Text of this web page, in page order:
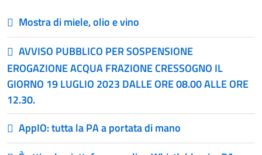
Mostra di miele, olio e vino
AVVISO PUBBLICO PER SOSPENSIONE
EROGAZIONE ACQUA FRAZIONE CRESSOGNO IL
GIORNO 19 LUGLIO 2023 DALLE ORE 08.00 ALLE ORE
12.30.
AppIO: tutta la PA a portata di mano